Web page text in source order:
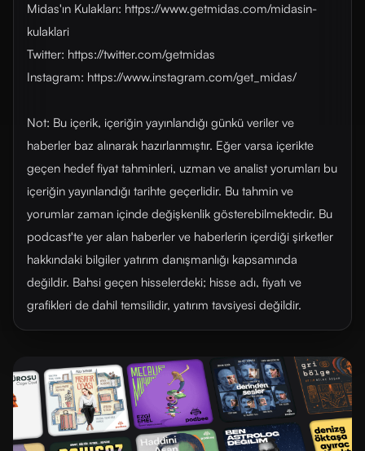
Midas'ın Kulakları: https://www.getmidas.com/midasin-
kulaklari
Twitter: https://twitter.com/getmidas
Instagram: https://www.instagram.com/get_midas/
Not: Bu içerik, içeriğin yayınlandığı günkü veriler ve
haberler baz alınarak hazırlanmıştır. Eğer varsa içerikte
geçen hedef fiyat tahminleri, uzman ve analist yorumları bu
içeriğin yayınlandığı tarihte geçerlidir. Bu tahmin ve
yorumlar zaman içinde değişkenlik gösterebilmektedir. Bu
podcast'te yer alan haberler ve haberlerin içerdiği şirketler
hakkındaki bilgiler yatırım danışmanlığı kapsamında
değildir. Bahsi geçen hisselerdeki; hisse adı, fiyatı ve
grafikleri de dahil temsilidir, yatırım tavsiyesi değildir.